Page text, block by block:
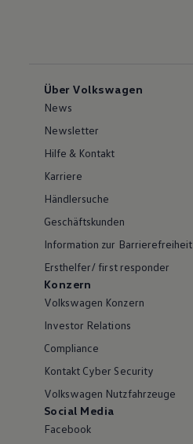
Über Volkswagen
News
Newsletter
Hilfe & Kontakt
Karriere
Händlersuche
Geschäftskunden
Information zur Barrierefreiheit
Ersthelfer/ first responder
Konzern
Volkswagen Konzern
Investor Relations
Compliance
Kontakt Cyber Security
Volkswagen Nutzfahrzeuge
Social Media
Facebook